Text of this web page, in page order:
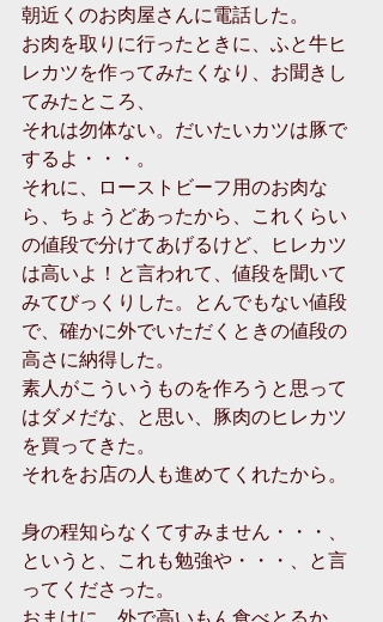
朝近くのお肉屋さんに電話した。
お肉を取りに行ったときに、ふと牛ヒ
レカツを作ってみたくなり、お聞きし
てみたところ、
それは勿体ない。だいたいカツは豚で
するよ・・・。
それに、ローストビーフ用のお肉な
ら、ちょうどあったから、これくらい
の値段で分けてあげるけど、ヒレカツ
は高いよ！と言われて、値段を聞いて
みてびっくりした。とんでもない値段
で、確かに外でいただくときの値段の
高さに納得した。
素人がこういうものを作ろうと思って
はダメだな、と思い、豚肉のヒレカツ
を買ってきた。
それをお店の人も進めてくれたから。
身の程知らなくてすみません・・・、
というと、これも勉強や・・・、と言
ってくださった。